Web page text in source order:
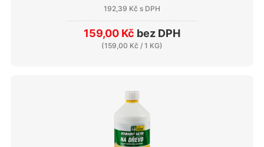
192,39 Kč s DPH
159,00 Kč bez DPH
(159,00 Kč / 1 KG)